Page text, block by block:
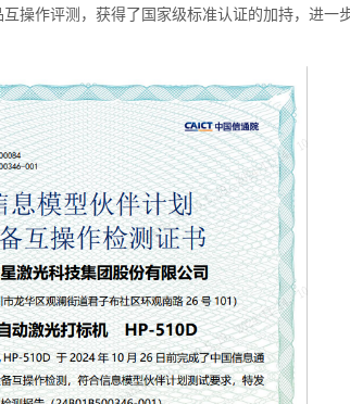
操作评测，获得了国家级标准认证的加持，进一